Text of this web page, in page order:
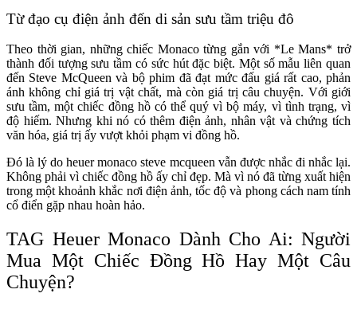
Từ đạo cụ điện ảnh đến di sản sưu tầm triệu đô
Theo thời gian, những chiếc Monaco từng gắn với *Le Mans* trở
thành đối tượng sưu tầm có sức hút đặc biệt. Một số mẫu liên quan
đến Steve McQueen và bộ phim đã đạt mức đấu giá rất cao, phản
ánh không chỉ giá trị vật chất, mà còn giá trị câu chuyện. Với giới
sưu tầm, một chiếc đồng hồ có thể quý vì bộ máy, vì tình trạng, vì
độ hiếm. Nhưng khi nó có thêm điện ảnh, nhân vật và chứng tích
văn hóa, giá trị ấy vượt khỏi phạm vi đồng hồ.
Đó là lý do heuer monaco steve mcqueen vẫn được nhắc đi nhắc lại.
Không phải vì chiếc đồng hồ ấy chỉ đẹp. Mà vì nó đã từng xuất hiện
trong một khoảnh khắc nơi điện ảnh, tốc độ và phong cách nam tính
cổ điển gặp nhau hoàn hảo.
TAG Heuer Monaco Dành Cho Ai: Người
Mua Một Chiếc Đồng Hồ Hay Một Câu
Chuyện?